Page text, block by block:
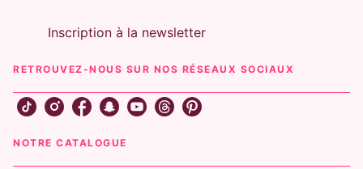
Inscription à la newsletter
RETROUVEZ-NOUS SUR NOS RÉSEAUX SOCIAUX
NOTRE CATALOGUE